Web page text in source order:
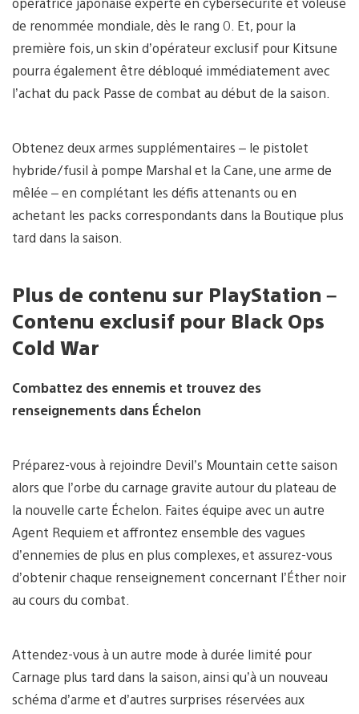
de renommée mondiale, dès le rang 0. Et, pour la
première fois, un skin d’opérateur exclusif pour Kitsune
pourra également être débloqué immédiatement avec
l’achat du pack Passe de combat au début de la saison.
Obtenez deux armes supplémentaires – le pistolet
hybride/fusil à pompe Marshal et la Cane, une arme de
mêlée – en complétant les défis attenants ou en
achetant les packs correspondants dans la Boutique plus
tard dans la saison.
Plus de contenu sur PlayStation –
Contenu exclusif pour Black Ops
Cold War
Combattez des ennemis et trouvez des
renseignements dans Échelon
Préparez-vous à rejoindre Devil’s Mountain cette saison
alors que l’orbe du carnage gravite autour du plateau de
la nouvelle carte Échelon. Faites équipe avec un autre
Agent Requiem et affrontez ensemble des vagues
d’ennemies de plus en plus complexes, et assurez-vous
d’obtenir chaque renseignement concernant l’Éther noir
au cours du combat.
Attendez-vous à un autre mode à durée limité pour
Carnage plus tard dans la saison, ainsi qu’à un nouveau
schéma d’arme et d’autres surprises réservées aux